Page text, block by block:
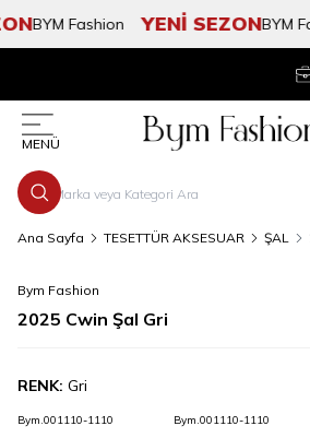
BYM Fashion YENİ SEZONBYM
MENÜ
Ana Sayfa TESETTÜR AKSESUAR ŞAL
Bym Fashion
2025 Cwin Şal Gri
RENK: Gri
Bym.001110-1110 Bym.001110-1110